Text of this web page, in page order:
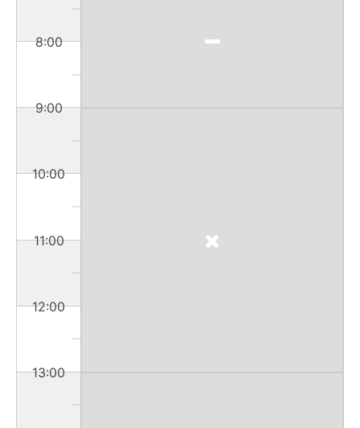
8:00
9:00
10:00
11:00
12:00
13:00